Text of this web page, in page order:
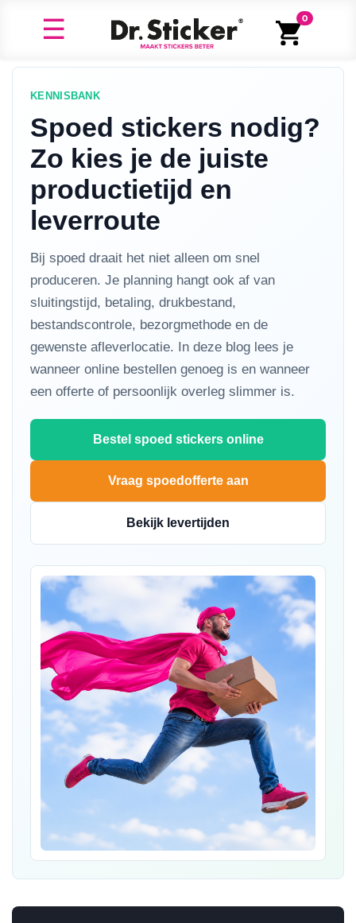
0
KENNISBANK
Spoed stickers nodig?
Zo kies je de juiste
productietijd en
leverroute
Bij spoed draait het niet alleen om snel
produceren. Je planning hangt ook af van
sluitingstijd, betaling, drukbestand,
bestandscontrole, bezorgmethode en de
gewenste afleverlocatie. In deze blog lees je
wanneer online bestellen genoeg is en wanneer
een offerte of persoonlijk overleg slimmer is.
Bestel spoed stickers online
Vraag spoedofferte aan
Bekijk levertijden